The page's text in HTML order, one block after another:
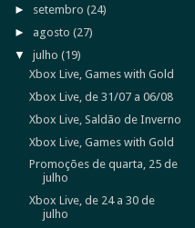
► setembro(24)
► agosto(27)
▼julho(19)
Xbox Live, Games with Gold
Xbox Live, de 31/07 a 06/08
Xbox Live, Saldão de Inverno
Xbox Live, Games with Gold
Promoções de quarta, 25 de
julho
Xbox Live, de 24 a 30 de
julho